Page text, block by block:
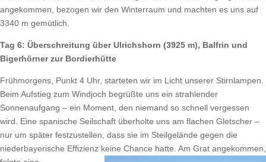
angekommen, bezogen wir den Winterraum und machten es uns auf
3340 m gemütlich.
Tag 6: Überschreitung über Ulrichshorn (3925 m), Balfrin und
Bigerhörner zur Bordierhütte
Frühmorgens, Punkt 4 Uhr, starteten wir im Licht unserer Stirnlampen.
Beim Aufstieg zum Windjoch begrüßte uns ein strahlender
Sonnenaufgang – ein Moment, den niemand so schnell vergessen
wird. Eine spanische Seilschaft überholte uns am flachen Gletscher –
nur um später festzustellen, dass sie im Steilgelände gegen die
niederbayerische Effizienz keine Chance hatte. Am Grat angekommen,